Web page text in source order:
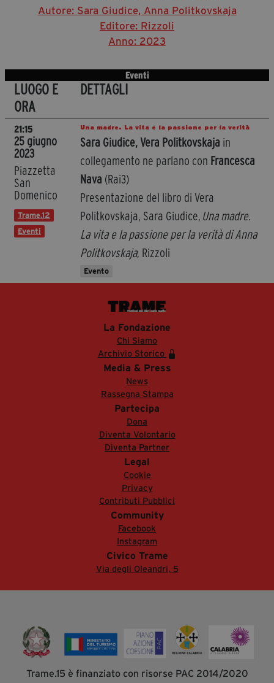
Autore: Sara Giudice, Anna Politkovskaja
Editore: Rizzoli
Anno: 2023
Eventi
LUOGO E
ORA
DETTAGLI
21:15
25 giugno
2023
Piazzetta
San
Domenico
Trame.12
Eventi
Una madre. La vita e la passione per la verità
Sara Giudice, Vera Politkovskaja in
collegamento ne parlano con Francesca
Nava (Rai3)
Presentazione del libro di Vera
Politkovskaja, Sara Giudice, Una madre.
La vita e la passione per la verità di Anna
Politkovskaja, Rizzoli
Evento
La Fondazione
Chi Siamo
Archivio Storico
Media & Press
News
Rassegna Stampa
Partecipa
Dona
Diventa Volontario
Diventa Partner
Legal
Cookie
Privacy
Contributi Pubblici
Community
Facebook
Instagram
Civico Trame
Via degli Oleandri, 5
Trame.15 è finanziato con risorse PAC 2014/2020